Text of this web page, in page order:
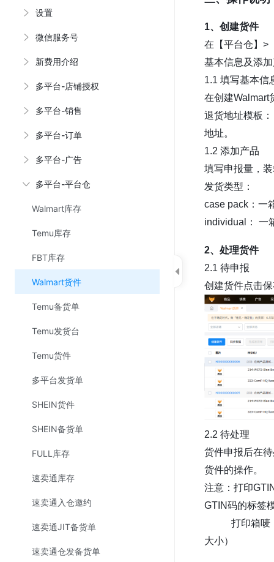
1、创建货件
在【平台仓】>
基本信息及添
1.1 填写基本信
在创建Walmart
退货地址模板
地址。
1.2 添加产品
填写申报量，
发货类型：
case pack：一
individual： 一
2、处理货件
2.1 待申报
创建货件点击
2.2 待处理
货件申报后在
货件的操作。
注意：打印
GTIN码的标签
打印箱唛：①
大小）
设置
微信服务号
新费用介绍
多平台-店铺授权
多平台-销售
多平台-订单
多平台-广告
多平台-平台仓
Walmart库存
Temu库存
FBT库存
Walmart货件
Temu备货单
Temu发货台
Temu货件
多平台发货单
SHEIN货件
SHEIN备货单
FULL库存
速卖通库存
速卖通入仓邀约
速卖通JIT备货单
速卖通仓发备货单